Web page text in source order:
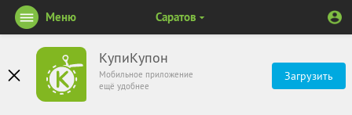
КупиКупон
Мобильное приложение
ещё удобнее
Загрузить
Меню Саратов